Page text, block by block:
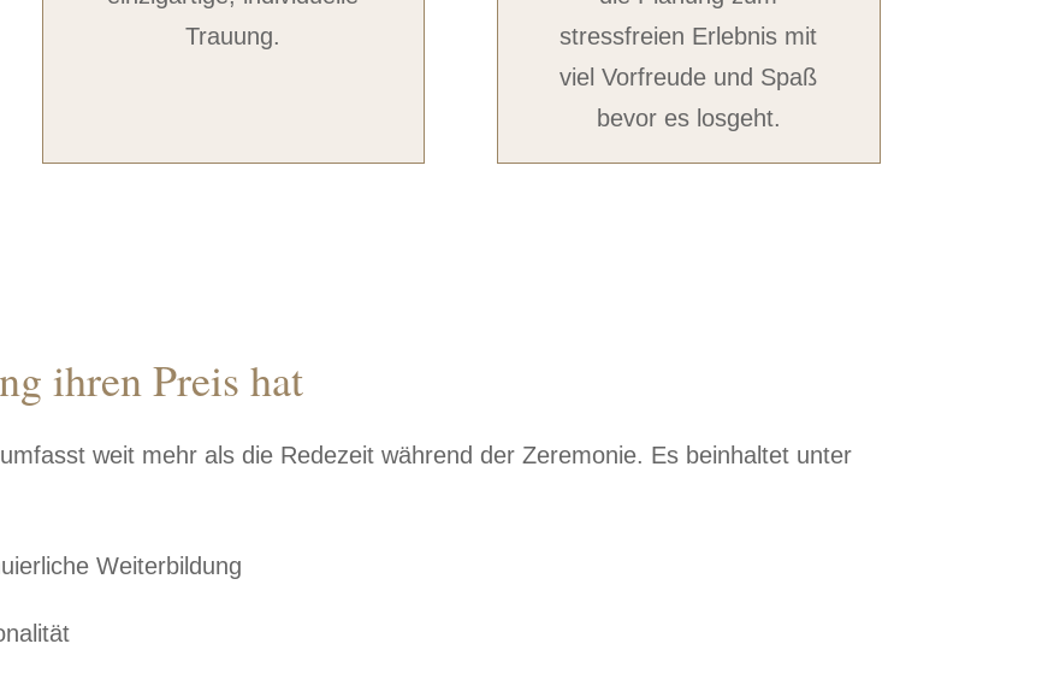
Trauung.
stressfreien Erlebnis mit
viel Vorfreude und Spaß
bevor es losgeht.
ihren Preis hat
weit mehr als die Redezeit während der Zeremonie. Es beinhaltet unter
Weiterbildung